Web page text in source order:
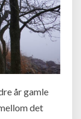
år gamle
det